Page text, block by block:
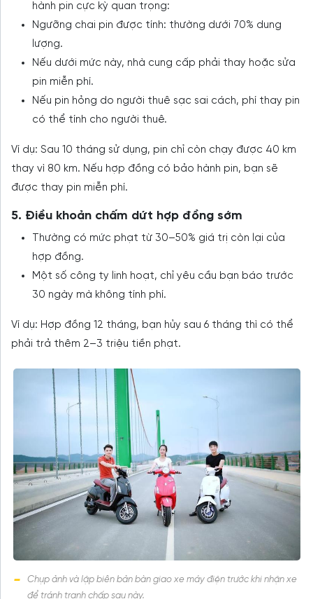
hành pin cực kỳ quan trọng:
Ngưỡng chai pin được tính: thường dưới 70% dung
lượng.
Nếu dưới mức này, nhà cung cấp phải thay hoặc sửa
pin miễn phí.
Nếu pin hỏng do người thuê sạc sai cách, phí thay pin
có thể tính cho người thuê.
Ví dụ: Sau 10 tháng sử dụng, pin chỉ còn chạy được 40 km
thay vì 80 km. Nếu hợp đồng có bảo hành pin, bạn sẽ
được thay pin miễn phí.
5. Điều khoản chấm dứt hợp đồng sớm
Thường có mức phạt từ 30–50% giá trị còn lại của
hợp đồng.
Một số công ty linh hoạt, chỉ yêu cầu bạn báo trước
30 ngày mà không tính phí.
Ví dụ: Hợp đồng 12 tháng, bạn hủy sau 6 tháng thì có thể
phải trả thêm 2–3 triệu tiền phạt.
Chụp ảnh và lập biên bản bàn giao xe máy điện trước khi nhận xe
để tránh tranh chấp sau này.